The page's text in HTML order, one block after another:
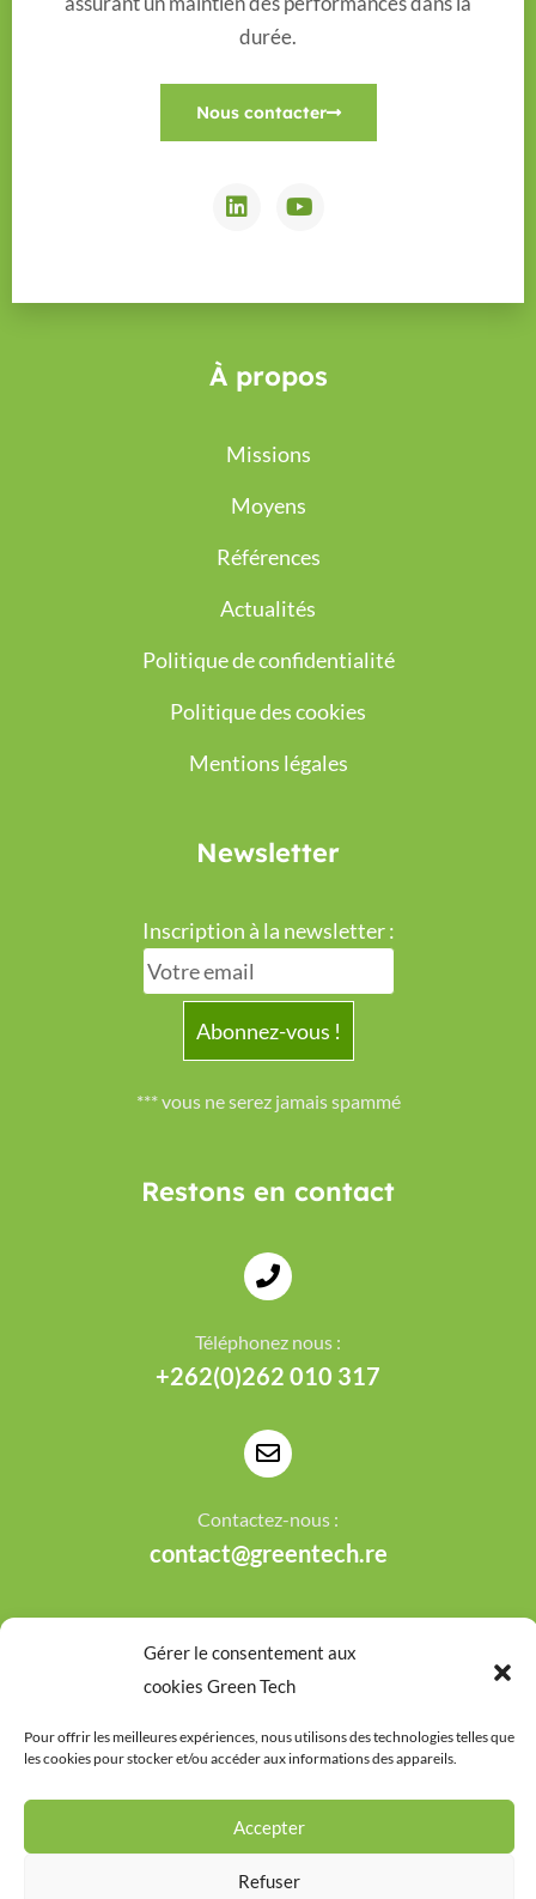
Gérer le consentement aux
cookies Green Tech
Pour offrir les meilleures expériences, nous utilisons des technologies telles que
les cookies pour stocker et/ou accéder aux informations des appareils.
Accepter
Refuser
durée.
Nous contacter
À propos
Missions
Moyens
Références
Actualités
Politique de confidentialité
Politique des cookies
Mentions légales
Newsletter
Inscription à la newsletter :
*** vous ne serez jamais spammé
Restons en contact
Téléphonez nous :
+262(0)262 010 317
Contactez-nous :
contact@greentech.re
&copy Copyright 2024Green Tech - Une réalisation de
l'agence Le Webarium
English